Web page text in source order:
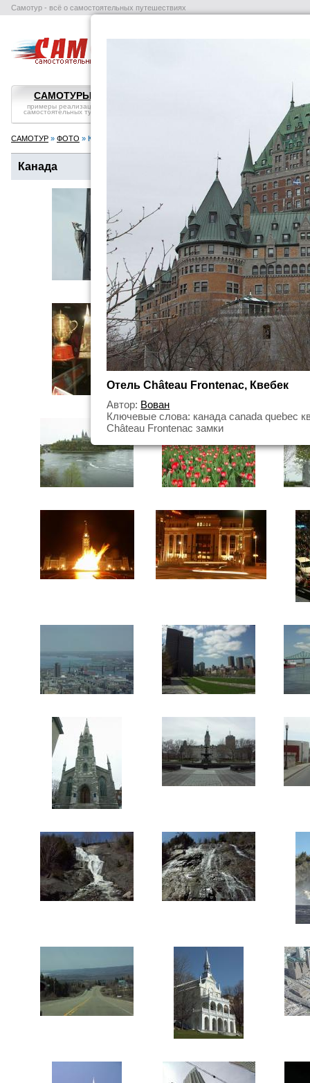
Самотур - всё о самостоятельных путешествиях
САМОТУРЫ
примеры реализации
самостоятельных туров
СТРАНЫ
справка,
посмотреть
САМОТУР » ФОТО » Канада
Канада
Отель Château Frontenac, Квебек
Автор: Вован
Ключевые слова: канада canada quebec
Château Frontenac замки